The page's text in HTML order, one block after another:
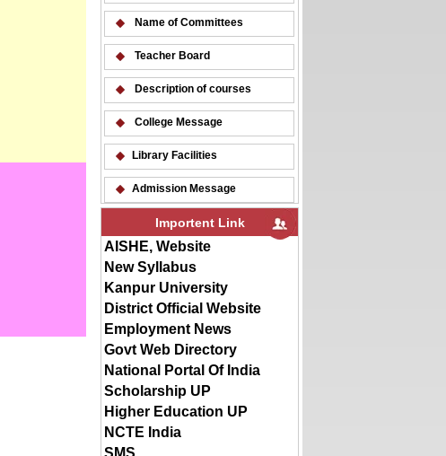
Name of Committees
Teacher Board
Description of courses
College Message
Library Facilities
Admission Message
Importent Link
AISHE, Website
New Syllabus
Kanpur University
District Official Website
Employment News
Govt Web Directory
National Portal Of India
Scholarship UP
Higher Education UP
NCTE India